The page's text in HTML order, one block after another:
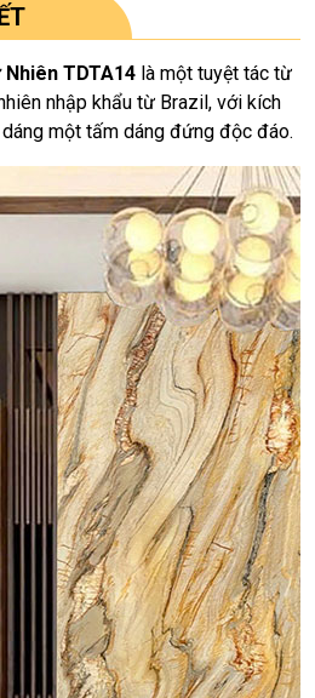
TDTA14 là một tuyệt tác từ
nhập khẩu từ Brazil, với kích
một tấm dáng đứng độc đáo.